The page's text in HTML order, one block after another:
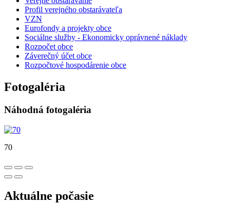
Profil verejného obstarávateľa
VZN
Eurofondy a projekty obce
Sociálne služby - Ekonomicky oprávnené náklady
Rozpočet obce
Záverečný účet obce
Rozpočtové hospodárenie obce
Fotogaléria
Náhodná fotogaléria
70
Aktuálne počasie